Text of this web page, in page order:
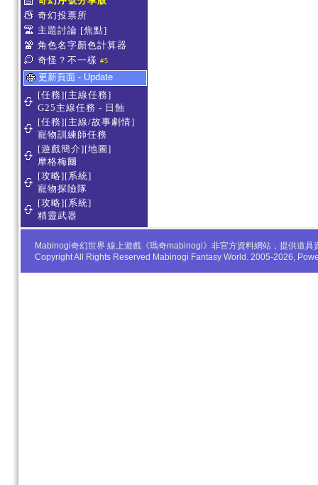
奇幻投票所
主題討論 [焦點]
角色名字顏色計算器
奇怪？不一樣 #5
更新頁面 - Update
[任務][主線任務]
G25主線任務 - 日蝕
[任務][主線/故事劇情]
寵物訓練師任務
[遊戲簡介][地圖]
摩格梅爾
[攻略][系統]
寵物探險隊
[攻略][系統]
精靈武器
Mabinogi奇幻世界 線上遊戲《瑪奇mabinogi》非官方資料網站，提供道
Copyright All Rights Reserved Mabinogi Fantasy World. 2005-2026,